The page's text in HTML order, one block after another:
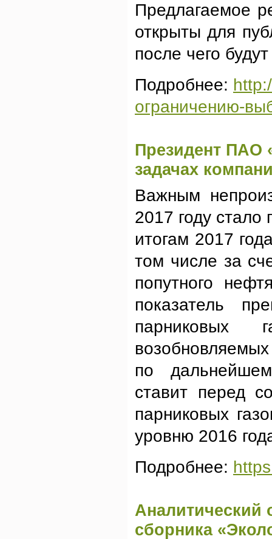
Предлагаемое
открыты для
после чего
Подробнее:
ограничению-
Президент ПАО
задачах
Важным
2017 году
итогам 2017
том числе за
попутного
показатель
парниковых
по
ставит перед
парниковых
уровню 2016
Подробнее:
Аналитический
сборника